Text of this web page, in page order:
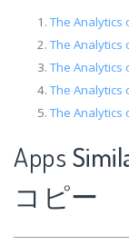
The Analytics
The Analytics
The Analytics
The Analytics
The Analytics
Apps
コピー